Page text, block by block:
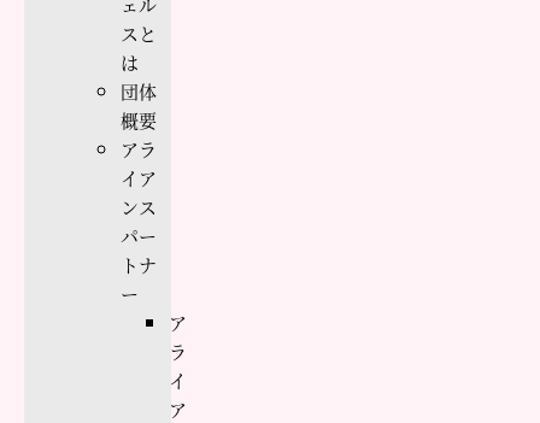
スと
は
団体
概要
アラ
イア
ンス
パー
トナ
ー
ア
ラ
イ
ア